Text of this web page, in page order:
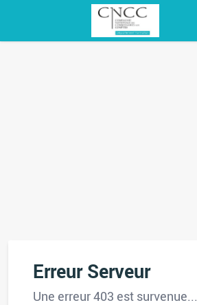
Erreur Serveur
Une erreur 403 est survenue...